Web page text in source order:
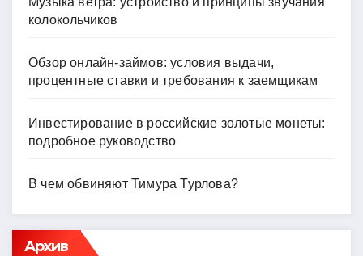
колокольчиков
Обзор онлайн-займов: условия выдачи,
процентные ставки и требования к заемщикам
Инвестирование в российские золотые монеты:
подробное руководство
В чем обвиняют Тимура Турлова?
Архив